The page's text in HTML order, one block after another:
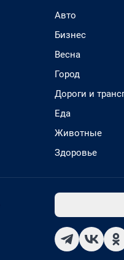
Авто
Бизнес
Весна
Город
Дороги и
Еда
Животные
Здоровье